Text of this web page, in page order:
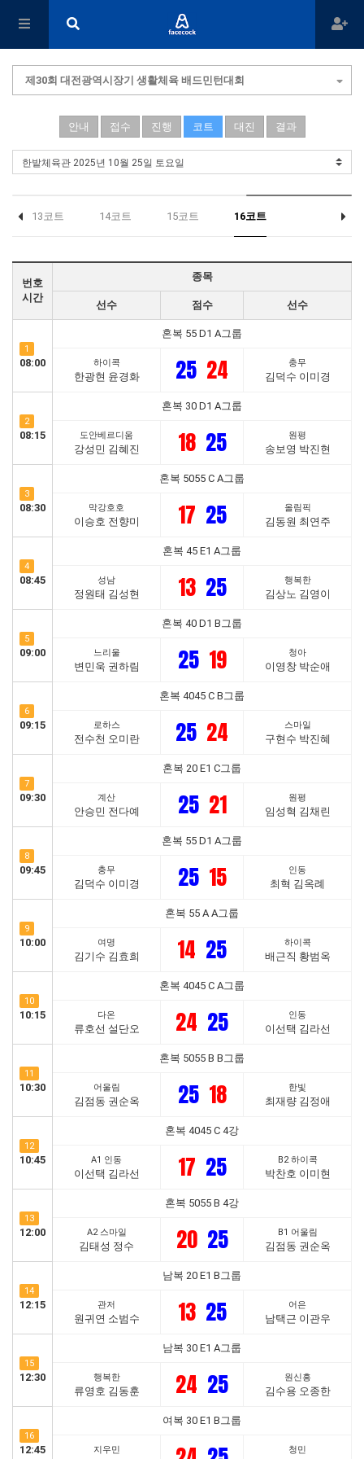
제30회 대전광역시장기 생활체육 배드민턴대회
안내 접수 진행 코트 대진 결과
13코트 14코트 15코트 16코트
번호
시간
종목
선수 점수 선수
1
08:00
혼복 55 D1 A그룹
하이콕
한광현 윤경화 25 24 충무
김덕수 이미경
2
08:15
혼복 30 D1 A그룹
도안베르디움
강성민 김혜진 18 25 원평
송보영 박진현
3
08:30
혼복 5055 C A그룹
막강호호
이승호 전향미 17 25 올림픽
김동원 최연주
4
08:45
혼복 45 E1 A그룹
성남
정원태 김성현 13 25 행복한
김상노 김영이
5
09:00
혼복 40 D1 B그룹
느리울
변민욱 권하림 25 19 청아
이영창 박순애
6
09:15
혼복 4045 C B그룹
로하스
전수천 오미란 25 24 스마일
구현수 박진혜
7
09:30
혼복 20 E1 C그룹
계산
안승민 전다예 25 21 원평
임성혁 김채린
8
09:45
혼복 55 D1 A그룹
충무
김덕수 이미경 25 15 인동
최혁 김옥례
9
10:00
혼복 55 A A그룹
여명
김기수 김효희 14 25 하이콕
배근직 황범옥
10
10:15
혼복 4045 C A그룹
다온
류호선 설단오 24 25 인동
이선택 김라선
11
10:30
혼복 5055 B B그룹
어울림
김점동 권순옥 25 18 한빛
최재량 김정애
12
10:45
혼복 4045 C 4강
A1 인동
이선택 김라선 17 25 B2 하이콕
박찬호 이미현
13
12:00
혼복 5055 B 4강
A2 스마일
김태성 정수 20 25 B1 어울림
김점동 권순옥
14
12:15
남복 20 E1 B그룹
관저
원귀연 소범수 13 25 어은
남택근 이관우
15
12:30
남복 30 E1 A그룹
행복한
류영호 김동훈 24 25 원신흥
김수용 오종한
16
12:45
여복 30 E1 B그룹
지우민 청민